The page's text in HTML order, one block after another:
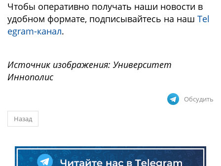
Чтобы оперативно получать наши новости в
удобном формате, подписывайтесь на наш Tel
egram-канал.
Источник изображения: Университет
Иннополис
Обсудить
Назад